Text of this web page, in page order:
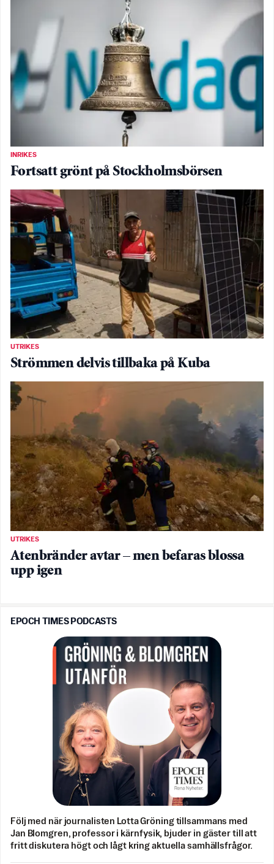
INRIKES
Fortsatt grönt på Stockholmsbörsen
UTRIKES
Strömmen delvis tillbaka på Kuba
UTRIKES
Atenbränder avtar – men befaras blossa
upp igen
EPOCH TIMES PODCASTS
Följ med när journalisten Lotta Gröning tillsammans med
Jan Blomgren, professor i kärnfysik, bjuder in gäster till att
fritt diskutera högt och lågt kring aktuella samhällsfrågor.